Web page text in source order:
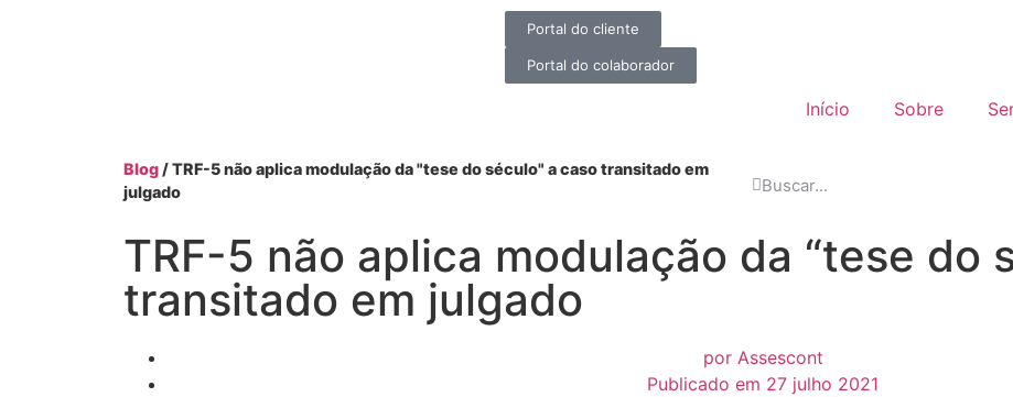
Portal do cliente
Portal do colaborador
Início Sobre
Blog / TRF-5 não aplica modulação da "tese do século" a caso transitado em
julgado
TRF-5 não aplica modulação da “tese do
transitado em julgado
por Assescont
Publicado em 27 julho 2021